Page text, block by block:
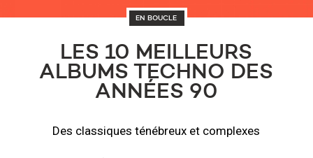
EN BOUCLE
LES 10 MEILLEURS
ALBUMS TECHNO DES
ANNÉES 90
Des classiques ténébreux et complexes